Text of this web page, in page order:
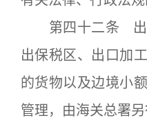
第四十二条 出
出保税区、出口加
的货物以及边境小
管理，由海关总署另